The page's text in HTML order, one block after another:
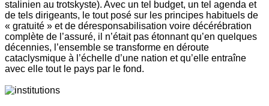
stalinien au trotskyste). Avec un tel budget, un tel agenda et
de tels dirigeants, le tout posé sur les principes habituels de
« gratuité » et de déresponsabilisation voire décérébration
complète de l’assuré, il n’était pas étonnant qu’en quelques
décennies, l’ensemble se transforme en déroute
cataclysmique à l’échelle d’une nation et qu’elle entraîne
avec elle tout le pays par le fond.